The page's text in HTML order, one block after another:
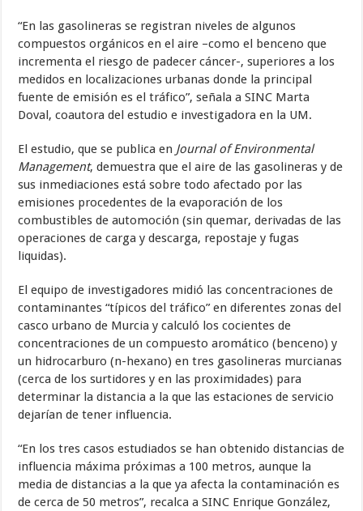
“En las gasolineras se registran niveles de algunos
compuestos orgánicos en el aire –como el benceno que
incrementa el riesgo de padecer cáncer-, superiores a los
medidos en localizaciones urbanas donde la principal
fuente de emisión es el tráfico”, señala a SINC Marta
Doval, coautora del estudio e investigadora en la UM.
El estudio, que se publica en Journal of Environmental
Management, demuestra que el aire de las gasolineras y de
sus inmediaciones está sobre todo afectado por las
emisiones procedentes de la evaporación de los
combustibles de automoción (sin quemar, derivadas de las
operaciones de carga y descarga, repostaje y fugas
liquidas).
El equipo de investigadores midió las concentraciones de
contaminantes “típicos del tráfico” en diferentes zonas del
casco urbano de Murcia y calculó los cocientes de
concentraciones de un compuesto aromático (benceno) y
un hidrocarburo (n-hexano) en tres gasolineras murcianas
(cerca de los surtidores y en las proximidades) para
determinar la distancia a la que las estaciones de servicio
dejarían de tener influencia.
“En los tres casos estudiados se han obtenido distancias de
influencia máxima próximas a 100 metros, aunque la
media de distancias a la que ya afecta la contaminación es
de cerca de 50 metros”, recalca a SINC Enrique González,